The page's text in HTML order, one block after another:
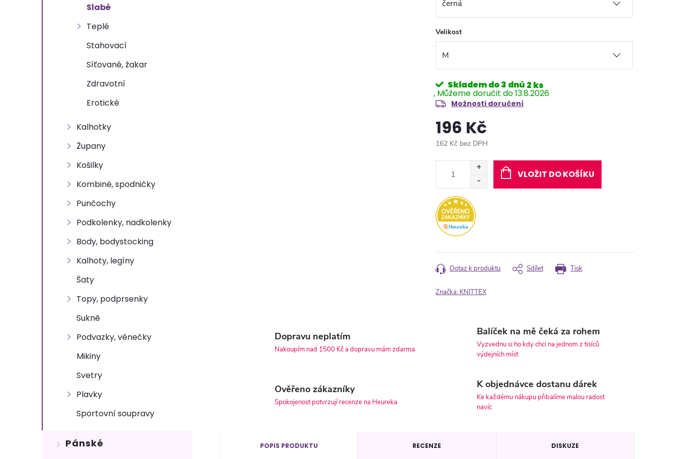
Slabé
Teplé
Stahovací
Síťované, žakar
Zdravotní
Erotické
Kalhotky
Župany
Košilky
Kombiné, spodničky
Punčochy
Podkolenky, nadkolenky
Body, bodystocking
Kalhoty, legíny
Šaty
Topy, podprsenky
Sukně
Podvazky, věnečky
Mikiny
Svetry
Plavky
Sportovní soupravy
Pánské
Velikost
Skladem do 3 dnů 2 ks
13.8.2026
Možnosti doručení
196 Kč
162 Kč bez DPH
VLOŽIT DO KOŠÍKU
Tisk
Dotaz k produktu Sdílet
Značka: KNITTEX
Dopravu neplatím
Nakoupím nad 1500 Kč a dopravu mám zdarma
Balíček na mě čeká za rohem
Vyzvednu si ho kdy chci na jednom z tisíců
výdejních míst
Ověřeno zákazníky
Spokojenost potvrzují recenze na Heureka
K objednávce dostanu dárek
Ke každému nákupu přibalíme malou radost
navíc
POPIS PRODUKTU RECENZE DISKUZE